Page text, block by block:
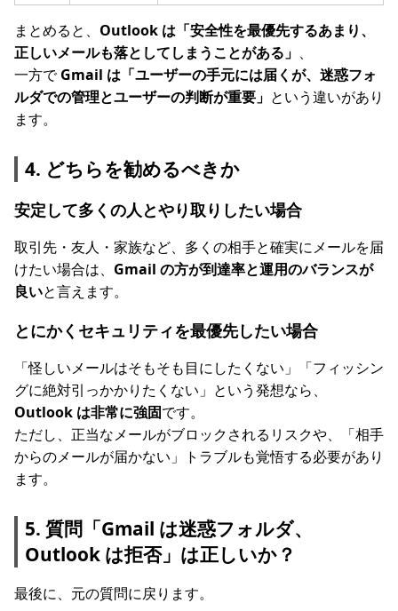
まとめると、 Outlook は「安全性を最優先するあまり、
正しいメールも落としてしまうことがある」 、
一方でGmail は「ユーザーの手元には届くが、迷惑フォ
ルダでの管理とユーザーの判断が重要」 という違いがあり
ます。
4. どちらを勧めるべきか
安定して多くの人とやり取りしたい場合
取引先・友人・家族など、多くの相手と確実にメールを届
けたい場合は、 Gmail の方が到達率と運用のバランスが
良いと言えます。
とにかくセキュリティを最優先したい場合
「怪しいメールはそもそも目にしたくない」「フィッシン
グに絶対引っかかりたくない」という発想なら、
Outlook は非常に強固です。
ただし、正当なメールがブロックされるリスクや、「相手
からのメールが届かない」トラブルも覚悟する必要があり
ます。
5. 質問「Gmail は迷惑フォルダ、
Outlook は拒否」は正しいか？
最後に、元の質問に戻ります。